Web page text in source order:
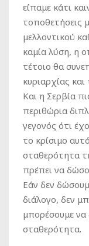
είπαμε κάτι
τοποθετήσεις
μελλοντικού
καμία λύση, η
τέτοιο θα
κυριαρχίας
Και η Σερβία
περιθώρια
γεγονός ότι
το κρίσιμο
σταθερότητα
πρέπει να
Εάν δεν
διάλογο, δεν
μπορέσουμε να
σταθερότητα.